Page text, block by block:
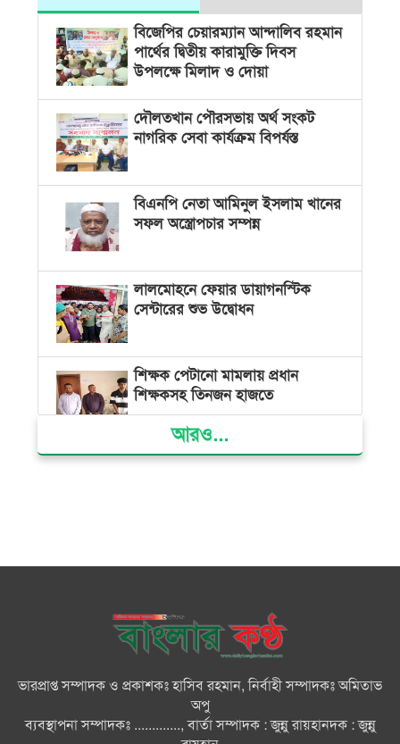
বিজেপির চেয়ারম্যান আন্দালিব রহমান
পার্থের দ্বিতীয় কারামুক্তি দিবস
উপলক্ষে মিলাদ ও দোয়া
দৌলতখান পৌরসভায় অর্থ সংকট
নাগরিক সেবা কার্যক্রম বিপর্যস্ত
বিএনপি নেতা আমিনুল ইসলাম খানের
সফল অস্ত্রোপচার সম্পন্ন
লালমোহনে ফেয়ার ডায়াগনস্টিক
সেন্টারের শুভ উদ্বোধন
শিক্ষক পেটানো মামলায় প্রধান
শিক্ষকসহ তিনজন হাজতে
ভোলায় মিথ্যা অপবাদের বিচার
দ্রব্যমূল্য বৃদ্ধির প্রতিবাদে ভোলায় ১১
ভারত জুলাই শহীদদের অসম্মান
জাতিসংঘে জুলাই গণঅভ্যুত্থান দিবস
আরও...
ভারপ্রাপ্ত সম্পাদক ও প্রকাশকঃ হাসিব রহমান, নির্বাহী সম্পাদকঃ অমিতাভ
অপু
ব্যবস্থাপনা সম্পাদকঃ ............., বার্তা সম্পাদক : জুন্নু রায়হানদক : জুন্নু